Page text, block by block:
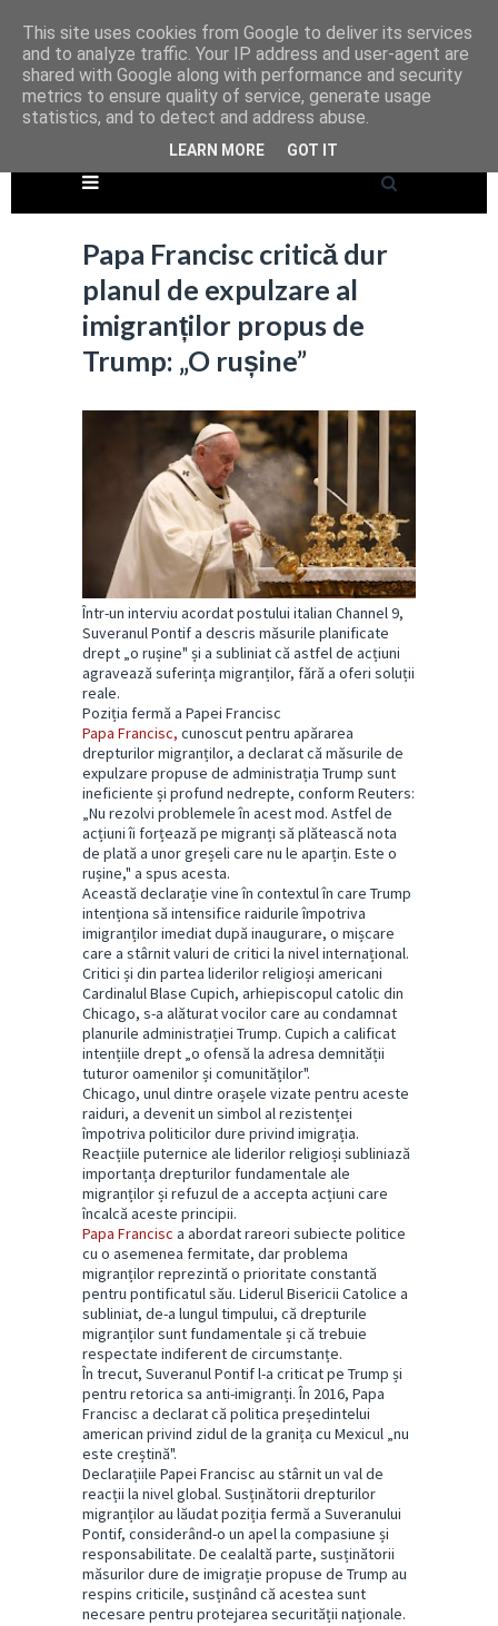
Papa Francisc critică dur
planul de expulzare al
imigranților propus de
Trump: „O rușine”
Într-un interviu acordat postului italian Channel 9,
Suveranul Pontif a descris măsurile planificate
drept „o rușine" și a subliniat că astfel de acțiuni
agravează suferința migranților, fără a oferi soluții
reale.
Poziția fermă a Papei Francisc
Papa Francisc, cunoscut pentru apărarea
drepturilor migranților, a declarat că măsurile de
expulzare propuse de administrația Trump sunt
ineficiente și profund nedrepte, conform Reuters:
„Nu rezolvi problemele în acest mod. Astfel de
acțiuni îi forțează pe migranți să plătească nota
de plată a unor greșeli care nu le aparțin. Este o
rușine," a spus acesta.
Această declarație vine în contextul în care Trump
intenționa să intensifice raidurile împotriva
imigranților imediat după inaugurare, o mișcare
care a stârnit valuri de critici la nivel internațional.
Critici și din partea liderilor religioși americani
Cardinalul Blase Cupich, arhiepiscopul catolic din
Chicago, s-a alăturat vocilor care au condamnat
planurile administrației Trump. Cupich a calificat
intențiile drept „o ofensă la adresa demnității
tuturor oamenilor și comunităților".
Chicago, unul dintre orașele vizate pentru aceste
raiduri, a devenit un simbol al rezistenței
împotriva politicilor dure privind imigrația.
Reacțiile puternice ale liderilor religioși subliniază
importanța drepturilor fundamentale ale
migranților și refuzul de a accepta acțiuni care
încalcă aceste principii.
Papa Francisc a abordat rareori subiecte politice
cu o asemenea fermitate, dar problema
migranților reprezintă o prioritate constantă
pentru pontificatul său. Liderul Bisericii Catolice a
subliniat, de-a lungul timpului, că drepturile
migranților sunt fundamentale și că trebuie
respectate indiferent de circumstanțe.
În trecut, Suveranul Pontif l-a criticat pe Trump și
pentru retorica sa anti-imigranți. În 2016, Papa
Francisc a declarat că politica președintelui
american privind zidul de la granița cu Mexicul „nu
este creștină".
Declarațiile Papei Francisc au stârnit un val de
reacții la nivel global. Susținătorii drepturilor
migranților au lăudat poziția fermă a Suveranului
Pontif, considerând-o un apel la compasiune și
responsabilitate. De cealaltă parte, susținătorii
măsurilor dure de imigrație propuse de Trump au
respins criticile, susținând că acestea sunt
necesare pentru protejarea securității naționale.
This site uses cookies from Google to deliver its services
and to analyze traffic. Your IP address and user-agent are
shared with Google along with performance and security
metrics to ensure quality of service, generate usage
statistics, and to detect and address abuse.
LEARN MORE GOT IT